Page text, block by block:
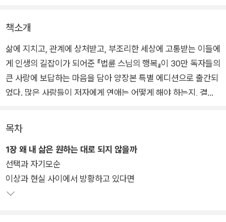
책소개
삶에 지치고, 관계에 상처받고, 부조리한 세상에 고통받는 이들에
게 인생의 길잡이가 되어준 『법륜 스님의 행복』이 30만 독자들의
큰 사랑에 보답하는 마음을 담아 양장본 특별 에디션으로 출간되
었다. 많은 사람들이 저자에게 연애는 어떻게 해야 하는지, 결혼
은 어떻게 해야 하는지, 사회적 갈등과 세상의 불평등을 해결하려
면 어떻게 해야 하는지 묻는다. 질문 하나하나가 다른 것 같지만
자세히 들여다보면 기본은 행복에 관한 것이다.
이 책은 그 간절한 물음에 대한 응답이자, 지난 30년 동안 우리나
라 전국방방곡곡은 물론 세계 115개 도시의 강연장과 길 위에서
목차
1장 왜 내 삶은 원하는 대로 되지 않을까
선택과 자기모순
이상과 현실 사이에서 방황하고 있다면